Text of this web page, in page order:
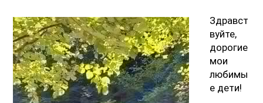
Здравст
вуйте,
дорогие
мои
любимы
е дети!